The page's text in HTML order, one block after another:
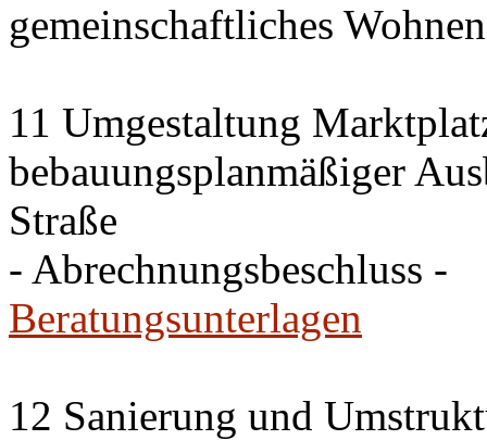
gemeinschaftliches Wohnen
11 Umgestaltung
bebauungsplanmäßiger
Straße
- Abrechnungsbeschluss -
Beratungsunterlagen
12 Sanierung und